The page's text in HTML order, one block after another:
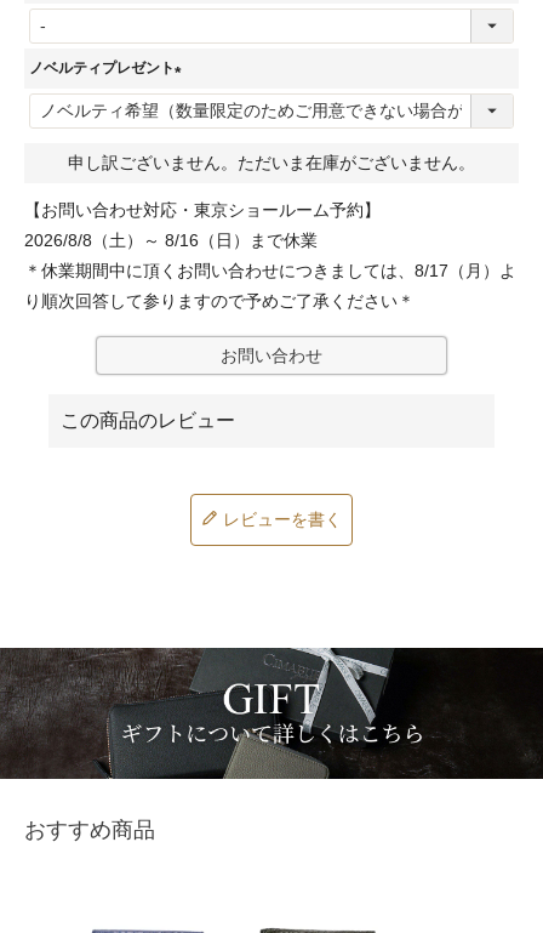
必
須
)
ノベルティプレゼント
(
必
須
申し訳ございません。ただいま在庫がございません。
【お問い合わせ対応・東京ショールーム予約】
2026/8/8（土）～ 8/16（日）まで休業
＊休業期間中に頂くお問い合わせにつきましては、8/17（月）よ
り順次回答して参りますので予めご了承ください＊
お問い合わせ
レビューを書く
おすすめ商品